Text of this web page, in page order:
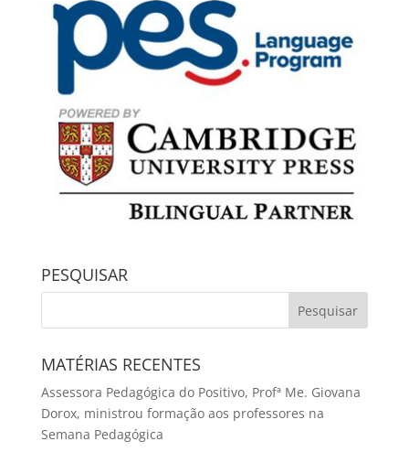
PESQUISAR
MATÉRIAS RECENTES
Assessora Pedagógica do Positivo, Profª Me. Giovana
Dorox, ministrou formação aos professores na
Semana Pedagógica